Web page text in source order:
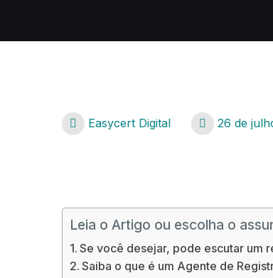
Easycert Digital 26 de
Leia o Artigo ou escolha o
Se você desejar, pode escutar um
Saiba o que é um Agente de